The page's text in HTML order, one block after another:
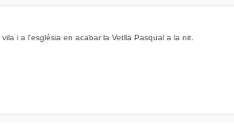
i a l'església en acabar la Vetlla Pasqual a la nit.